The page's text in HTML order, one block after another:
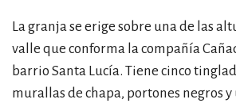
La granja se erige sobre una de las
valle que conforma la compañía
barrio Santa Lucía. Tiene cinco
murallas de chapa, portones negros y